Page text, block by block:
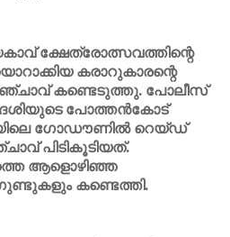
ക്ഷേത്രോത്സവത്തിന്റെ
കരാറുകാരന്റെ
കണ്ടെടുത്തു. പോലീസ്
പോത്തന്‍കോട്
ഗോഡൗണില്‍ റെയ്ഡ്
പിടികൂടിയത്.
ആളൊഴിഞ്ഞ
കണ്ടെത്തി.